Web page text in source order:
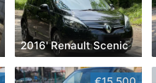
2016' Renault Scenic